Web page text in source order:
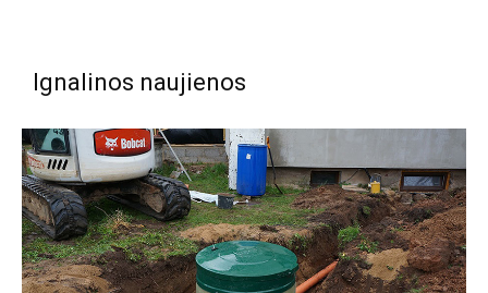
Ignalinos naujienos